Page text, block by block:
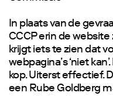
In plaats van de
CCCP erin de website
krijgt iets te zien dat
webpagina’s ‘niet
kop. Uiterst effectief.
een Rube Goldberg